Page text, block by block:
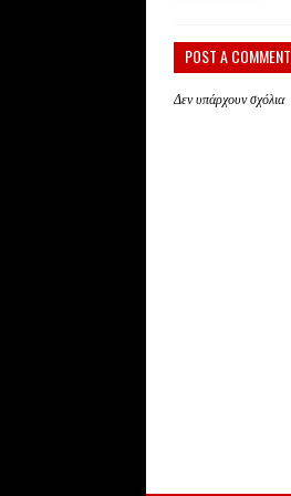
POST A COMMENT
Δεν υπάρχουν σχόλια